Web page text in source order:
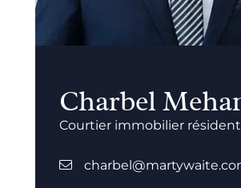
Charbel
Courtier immobilier